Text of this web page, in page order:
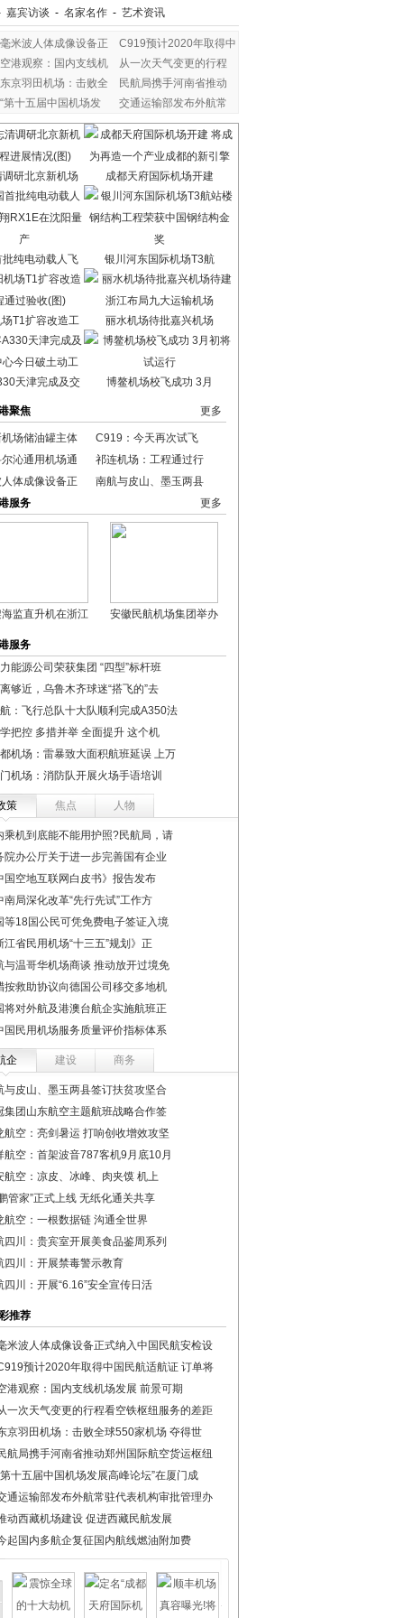
嘉宾访谈 - 名家名作 - 艺术资讯
毫米波人体成像设备正
C919预计2020年取得中
空港观察：国内支线机
从一次天气变更的行程
东京羽田机场：击败全
民航局携手河南省推动
“第十五届中国机场发
交通运输部发布外航常
调研北京新机场 成都天府国际机场开建
批纯电动载人飞 银川河东国际机场T3航
T1扩容改造工 丽水机场待批嘉兴机场
天津完成及交 博鳌机场校飞成功 3月
聚焦 更多
场储油罐主体
C919：今天再次试飞
沁通用机场通
祁连机场：工程通过行
体成像设备正
南航与皮山、墨玉两县
服务
更多
监直升机在浙江 安徽民航机场集团举办
服务
能源公司荣获集团 “四型”标杆班
够近，乌鲁木齐球迷“搭飞的”去
：飞行总队十大队顺利完成A350法
把控 多措并举 全面提升 这个机
机场：雷暴致大面积航班延误 上万
机场：消防队开展火场手语培训
策 焦点 人物
乘机到底能不能用护照?民航局，请
院办公厅关于进一步完善国有企业
国空地互联网白皮书》报告发布
南局深化改革“先行先试”工作方
等18国公民可凭免费电子签证入境
江省民用机场“十三五”规划》正
与温哥华机场商谈 推动放开过境免
按救助协议向德国公司移交多地机
将对外航及港澳台航企实施航班正
国民用机场服务质量评价指标体系
企 建设 商务
与皮山、墨玉两县签订扶贫攻坚合
集团山东航空主题航班战略合作签
航空：亮剑暑运 打响创收增效攻坚
航空：首架波音787客机9月底10月
航空：凉皮、冰峰、肉夹馍 机上
管家”正式上线 无纸化通关共享
航空：一根数据链 沟通全世界
四川：贵宾室开展美食品鉴周系列
四川：开展禁毒警示教育
四川：开展“6.16”安全宣传日活
推荐
米波人体成像设备正式纳入中国民航安检设
预计2020年取得中国民航适航证 订单将
港观察：国内支线机场发展 前景可期
一次天气变更的行程看空铁枢纽服务的差距
京羽田机场：击败全球550家机场 夺得世
航局携手河南省推动郑州国际航空货运枢纽
第十五届中国机场发展高峰论坛”在厦门成
通运输部发布外航常驻代表机构审批管理办
动西藏机场建设 促进西藏民航发展
起国内多航企复征国内航线燃油附加费